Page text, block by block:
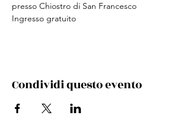
presso Chiostro di San Francesco
Ingresso gratuito
Condividi questo evento